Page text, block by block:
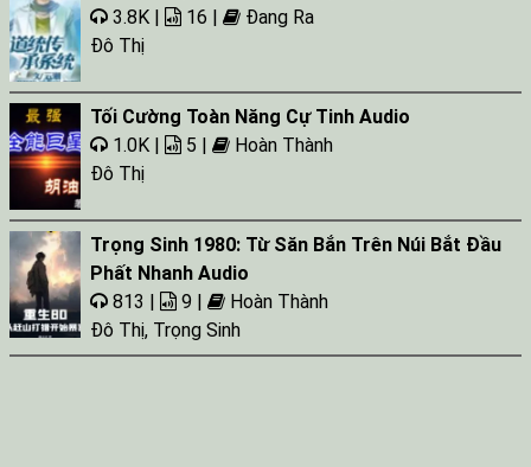
3.8K |
16 |
Đang Ra
Đô Thị
Tối Cường Toàn Năng Cự Tinh Audio
1.0K |
5 |
Hoàn Thành
Đô Thị
Trọng Sinh 1980: Từ Săn Bắn Trên Núi Bắt Đầu
Phất Nhanh Audio
813 |
9 |
Hoàn Thành
Đô Thị, Trọng Sinh